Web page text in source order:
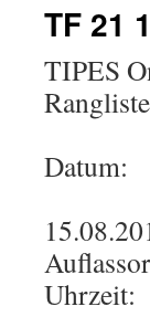
TF 21
TIPES
Rangliste
Datum:
Uhrzeit: